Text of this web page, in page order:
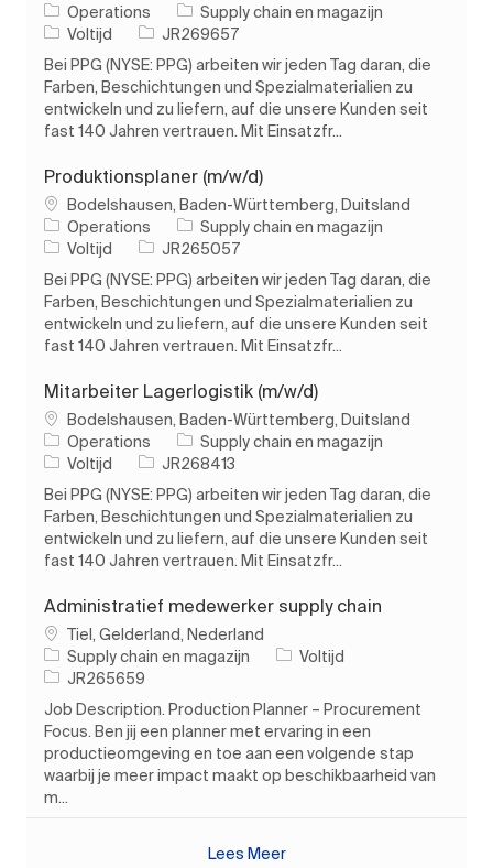
Operations
Categorie
Supply chain en magazijn
Soort baan
Voltijd Taak-ID
JR269657
Bei PPG (NYSE: PPG) arbeiten wir jeden Tag daran, die
Farben, Beschichtungen und Spezialmaterialien zu
entwickeln und zu liefern, auf die unsere Kunden seit
fast 140 Jahren vertrauen. Mit Einsatzfr...
Produktionsplaner (m/w/d)
PlaatsBodelshausen, Baden-Württemberg, Duitsland
Operations
Categorie
Supply chain en magazijn
Soort baan
Voltijd Taak-ID
JR265057
Bei PPG (NYSE: PPG) arbeiten wir jeden Tag daran, die
Farben, Beschichtungen und Spezialmaterialien zu
entwickeln und zu liefern, auf die unsere Kunden seit
fast 140 Jahren vertrauen. Mit Einsatzfr...
Mitarbeiter Lagerlogistik (m/w/d)
PlaatsBodelshausen, Baden-Württemberg, Duitsland
Operations
Categorie
Supply chain en magazijn
Soort baan
Voltijd Taak-ID
JR268413
Bei PPG (NYSE: PPG) arbeiten wir jeden Tag daran, die
Farben, Beschichtungen und Spezialmaterialien zu
entwickeln und zu liefern, auf die unsere Kunden seit
fast 140 Jahren vertrauen. Mit Einsatzfr...
Administratief medewerker supply chain
PlaatsTiel, Gelderland, Nederland
Categorie
Supply chain en magazijn Soort baan
Voltijd
Taak-ID
JR265659
Job Description. Production Planner – Procurement
Focus. Ben jij een planner met ervaring in een
productieomgeving en toe aan een volgende stap
waarbij je meer impact maakt op beschikbaarheid van
m...
Lees Meer